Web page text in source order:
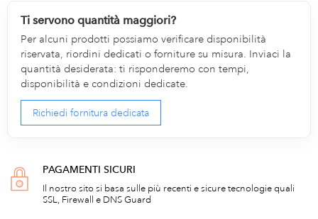
Ti servono quantità maggiori?
Per alcuni prodotti possiamo verificare disponibilità
riservata, riordini dedicati o forniture su misura. Inviaci la
quantità desiderata: ti risponderemo con tempi,
disponibilità e condizioni dedicate.
Richiedi fornitura dedicata
PAGAMENTI SICURI
Il nostro sito si basa sulle più recenti e sicure tecnologie quali
SSL, Firewall e DNS Guard